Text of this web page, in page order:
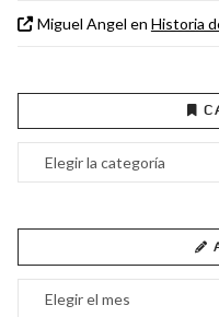
Miguel Angel en Historia
Categorías
Archivos